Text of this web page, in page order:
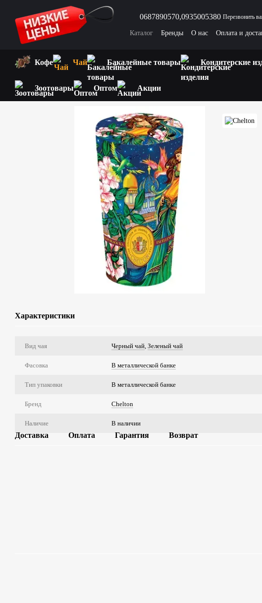
Перейти к основному контенту
0687890570,0935005380 Перезвонить
Каталог Бренды О нас Оплата и
Кофе Чай Бакалейные товары Кондитерские
Зоотовары Оптом Акции
Характеристики
Вид чая Черный чай Зеленый чай
Фасовка В металлической банке
Тип упаковки В металлической банке
Бренд Chelton
Наличие В наличии
Доставка Оплата Гарантия Возврат